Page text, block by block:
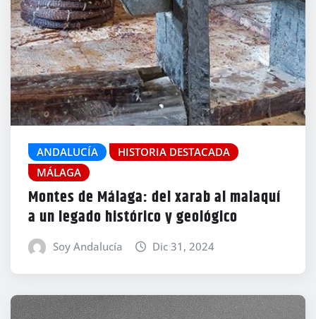
ANDALUCÍA
HISTORIA DESTACADA
MÁLAGA
Montes de Málaga: del xarab al malaquí
a un legado histórico y geológico
Soy Andalucía Dic 31, 2024